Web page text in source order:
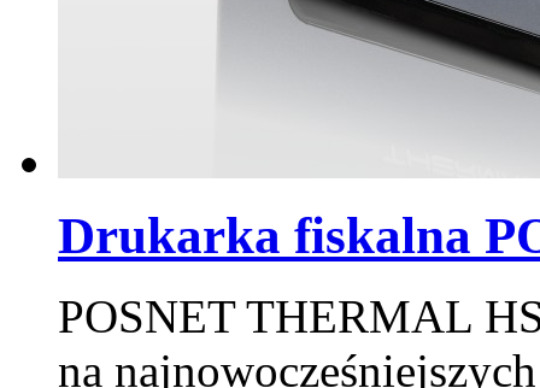
Drukarka fiskalna
POSNET THERMAL
na